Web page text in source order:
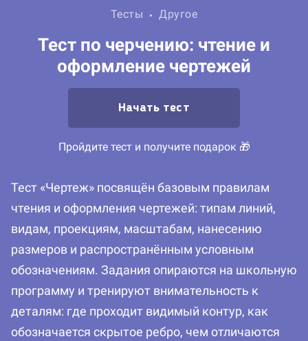
Тесты Другое
Тест по черчению: чтение и
оформление чертежей
Начать тест
Пройдите тест и получите подарок 🎁
Тест «Чертеж» посвящён базовым правилам
чтения и оформления чертежей: типам линий,
видам, проекциям, масштабам, нанесению
размеров и распространённым условным
обозначениям. Задания опираются на школьную
программу и тренируют внимательность к
деталям: где проходит видимый контур, как
обозначается скрытое ребро, чем отличаются